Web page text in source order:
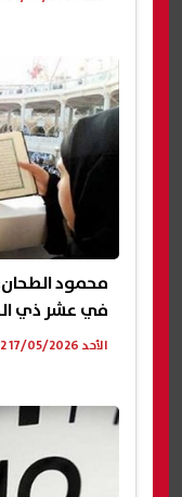
محمود
في عشر ذي
الأحد 17/05/2026 08:12 م